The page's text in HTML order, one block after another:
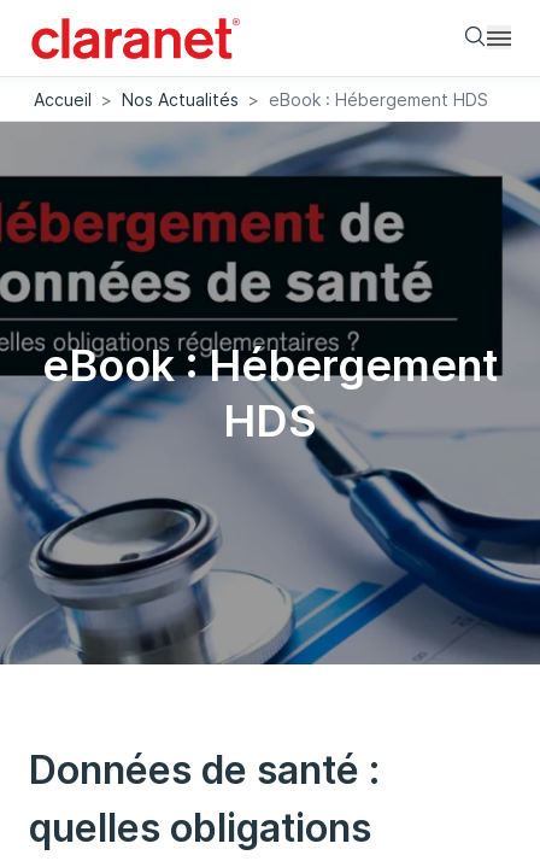
Accueil > Nos Actualités > eBook : Hébergement HDS
eBook : Hébergement
HDS
Données de santé :
quelles obligations